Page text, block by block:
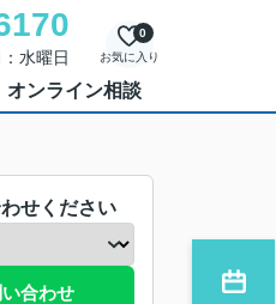
水曜日 お気に入り
0
オンライン相談
せください
合わせ